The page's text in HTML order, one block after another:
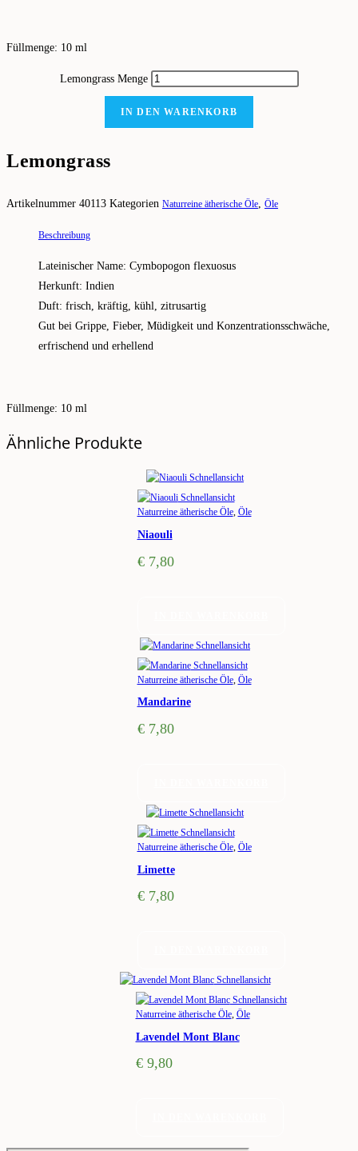
Füllmenge: 10 ml
Lemongrass Menge
IN DEN WARENKORB
Lemongrass
Artikelnummer 40113 Kategorien Naturreine ätherische Öle, Öle
Beschreibung
Lateinischer Name: Cymbopogon flexuosus
Herkunft: Indien
Duft: frisch, kräftig, kühl, zitrusartig
Gut bei Grippe, Fieber, Müdigkeit und Konzentrationsschwäche,
erfrischend und erhellend
Füllmenge: 10 ml
Ähnliche Produkte
Schnellansicht
Schnellansicht
Naturreine ätherische Öle, Öle
Niaouli
€7,80
Schnellansicht
Schnellansicht
Naturreine ätherische Öle, Öle
Mandarine
€7,80
Schnellansicht
Schnellansicht
Naturreine ätherische Öle, Öle
Limette
€7,80
Schnellansicht
Schnellansicht
Naturreine ätherische Öle, Öle
Lavendel Mont Blanc
€9,80